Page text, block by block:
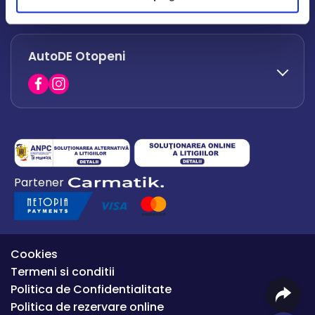
office.afumati@autode.ro
0730 063 852
0730 063 851
AutoDE Otopeni
0754 649 360
office.premium@autode.ro
Partener
Cookies
Termeni si conditii
Politica de Confidentialitate
Politica de rezervare online